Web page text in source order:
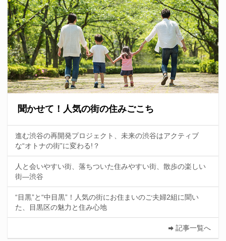
聞かせて！人気の街の住みごこち
進む渋谷の再開発プロジェクト、未来の渋谷はアクティブ
な“オトナの街”に変わる!？
人と会いやすい街、落ちついた住みやすい街、散歩の楽しい
街—渋谷
“目黒”と“中目黒”！人気の街にお住まいのご夫婦2組に聞い
た、目黒区の魅力と住み心地
記事一覧へ